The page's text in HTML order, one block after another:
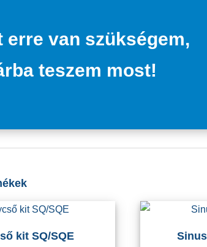
erre van szükségem,
teszem most!
kit SQ/SQE